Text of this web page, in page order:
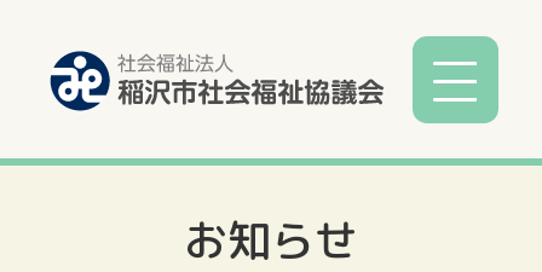
社協とは
お知らせ